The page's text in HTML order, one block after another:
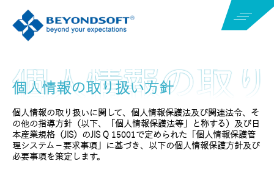
個人情報の取り扱い方針
個人情報の取り扱いに関して、個人情報保護法及び関連法令、そ
の他の指導方針（以下、「個人情報保護法等」と称する）及び日
本産業規格（JIS）のJIS Q 15001で定められた「個人情報保護管
理システム－要求事項」に基づき、以下の個人情報保護方針及び
必要事項を策定します。